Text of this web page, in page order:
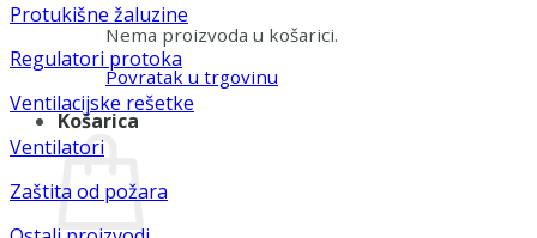
Nema proizvoda u košarici.
Povratak u trgovinu
Košarica
Protukišne žaluzine
Regulatori protoka
Ventilacijske rešetke
Ventilatori
Zaštita od požara